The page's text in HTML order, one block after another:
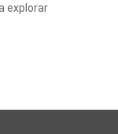
explorar